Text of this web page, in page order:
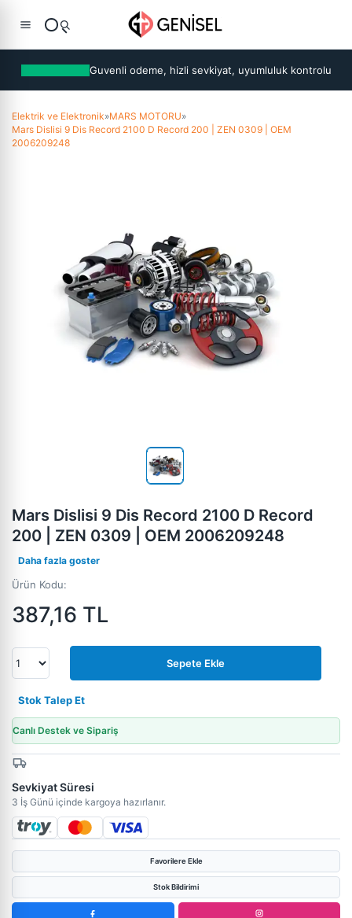
Guvenli odeme, hizli sevkiyat, uyumluluk kontrolu
Elektrik ve Elektronik»MARS MOTORU»
Mars Dislisi 9 Dis Record 2100 D Record 200 | ZEN 0309 | OEM
2006209248
Mars Dislisi 9 Dis Record 2100 D Record
200 | ZEN 0309 | OEM 2006209248
Daha fazla goster
Ürün Kodu:
387,16 TL
Sepete Ekle
Stok Talep Et
Canlı Destek ve Sipariş
Sevkiyat Süresi
3 İş Günü içinde kargoya hazırlanır.
Favorilere Ekle
Stok Bildirimi